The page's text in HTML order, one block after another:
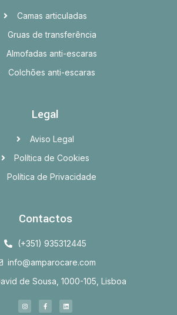
Camas articuladas
Gruas de transferência
Almofadas anti-escaras
Colchões anti-escaras
Legal
Aviso Legal
Política de Cookies
Política de Privacidade
Contactos
(+351) 935312445
info@amparocare.com
de Sousa, 1000-105, Lisboa